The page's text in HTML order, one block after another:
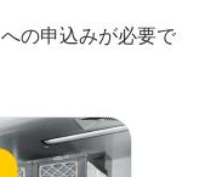
への申込みが必要で